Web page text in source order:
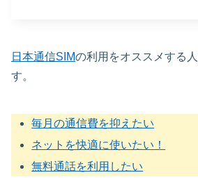
日本通信SIMの利用をオススメする
す。
毎月の通信費を抑えたい
ネットを快適に使いたい！
無料通話を利用したい